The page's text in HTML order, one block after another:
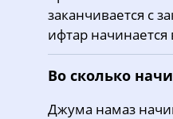
31, Пн
заканчивается с
ифтар начинается
Во сколько
Джума намаз